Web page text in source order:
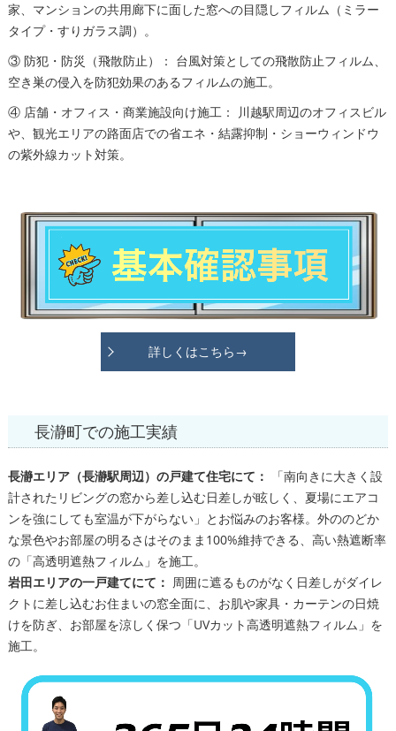
家、マンションの共用廊下に面した窓への目隠しフィルム（ミラー
タイプ・すりガラス調）。
③ 防犯・防災（飛散防止）： 台風対策としての飛散防止フィルム、
空き巣の侵入を防犯効果のあるフィルムの施工。
④ 店舗・オフィス・商業施設向け施工： 川越駅周辺のオフィスビル
や、観光エリアの路面店での省エネ・結露抑制・ショーウィンドウ
の紫外線カット対策。
詳しくはこちら→
長瀞町での施工実績
長瀞エリア（長瀞駅周辺）の戸建て住宅にて：
「南向きに大きく設
計されたリビングの窓から差し込む日差しが眩しく、夏場にエアコ
ンを強にしても室温が下がらない」とお悩みのお客様。外ののどか
な景色やお部屋の明るさはそのまま100%維持できる、高い熱遮断率
の「高透明遮熱フィルム」を施工。
岩田エリアの一戸建てにて： 周囲に遮るものがなく日差しがダイレ
クトに差し込むお住まいの窓全面に、お肌や家具・カーテンの日焼
けを防ぎ、お部屋を涼しく保つ「UVカット高透明遮熱フィルム」を
施工。